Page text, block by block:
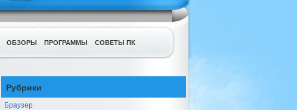
ОБЗОРЫ ПРОГРАММЫ СОВЕТЫ ПК
Рубрики
Браузер